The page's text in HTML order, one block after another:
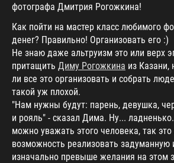
фотографа Дмитрия Рогожкина!
Как пойти на мастер класс любимого
денег? Правильно! Организовать его :)
Не знаю даже альтруизм это или верх
притащить Диму Рогожкина из Казани,
ли все это организовать и собрать
такой уж плохой.
"Нам нужны будут: парень, девушка,
и рояль" - сказал Дима. Ну...
можно уважать этого человека, так это
возможность реализовать
изначально превыше желания на этом